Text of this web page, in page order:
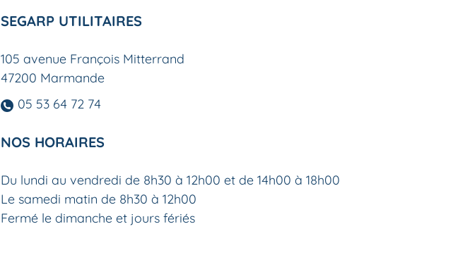
SEGARP UTILITAIRES
105 avenue François Mitterrand
47200 Marmande
05 53 64 72 74
NOS HORAIRES
Du lundi au vendredi de 8h30 à 12h00 et de 14h00 à 18h00
Le samedi matin de 8h30 à 12h00
Fermé le dimanche et jours fériés